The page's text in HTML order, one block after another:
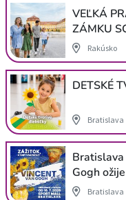
VEĽKÁ
ZÁMKU
Rakúsko
DETSKÉ
Bratislava
Bratislava
Gogh
Bratislava